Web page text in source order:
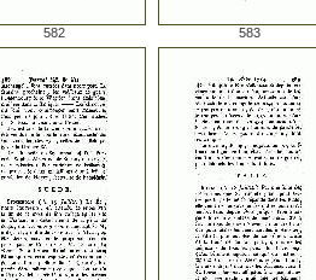
582 583